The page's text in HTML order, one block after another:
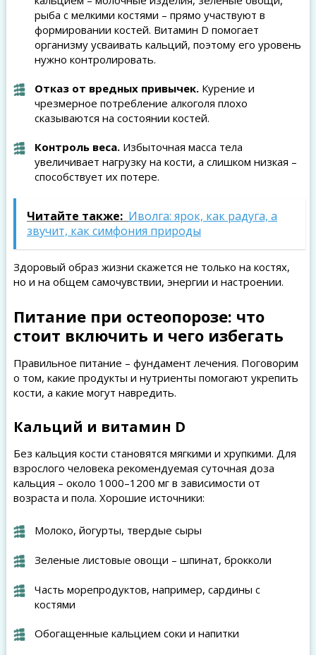
рыба с мелкими костями – прямо участвуют в
формировании костей. Витамин D помогает
организму усваивать кальций, поэтому его уровень
нужно контролировать.
Отказ от вредных привычек.Курение и
чрезмерное потребление алкоголя плохо
сказываются на состоянии костей.
Контроль веса.Избыточная масса тела
увеличивает нагрузку на кости, а слишком низкая –
способствует их потере.
Читайте также: Иволга: ярок, как радуга, а
звучит, как симфония природы
Здоровый образ жизни скажется не только на костях,
но и на общем самочувствии, энергии и настроении.
Питание при остеопорозе: что
стоит включить и чего избегать
Правильное питание – фундамент лечения. Поговорим
о том, какие продукты и нутриенты помогают укрепить
кости, а какие могут навредить.
Кальций и витамин D
Без кальция кости становятся мягкими и хрупкими. Для
взрослого человека рекомендуемая суточная доза
кальция – около 1000–1200 мг в зависимости от
возраста и пола. Хорошие источники:
Молоко, йогурты, твердые сыры
Зеленые листовые овощи – шпинат, брокколи
Часть морепродуктов, например, сардины с
костями
Обогащенные кальцием соки и напитки